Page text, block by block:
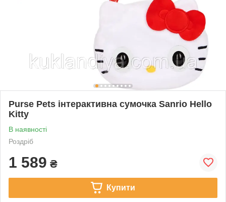
Purse Pets інтерактивна сумочка Sanrio Hello
Kitty
В наявності
Роздріб
1 589 ₴
Купити